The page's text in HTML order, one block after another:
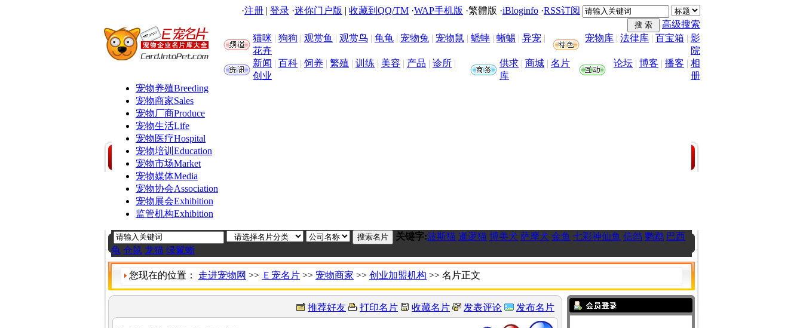
·注册 | 登录 ·迷你门户版 | 收藏到QQ/TM ·WAP手机版 ·繁體版 ·iBloginfo ·RSS订阅
高级搜索
猫咪 | 狗狗 | 观赏鱼 | 观赏鸟 | 龟龟 | 宠物兔 | 宠物鼠 | 蟋蟀 | 蜥蜴 | 异宠 |
花卉
宠物库 | 法律库 | 百宝箱 | 影
院
新闻 | 百科 | 饲养 | 繁殖 | 训练 | 美容 | 产品 | 诊所 |
创业
供求 | 商城 | 名片
库
论坛 | 博客 | 播客 | 相
册
宠物养殖Breeding
宠物商家Sales
宠物厂商Produce
宠物生活Life
宠物医疗Hospital
宠物培训 Education
宠物市场Market
宠物媒体Media
宠物协会Association
宠物展会Exhibition
监管机构Exhibition
关键字:波斯猫 暹逻猫 博美犬 萨摩犬 金鱼 七彩神仙鱼 信鸽 鹦鹉 巴西
龟 仓鼠 龙猫 绿鬣蜥
您现在的位置： 走进宠物网 >> Ｅ宠名片 >> 宠物商家 >> 创业加盟机构 >> 名片正文
推荐好友 打印名片 收藏名片 发表评论 发布名片